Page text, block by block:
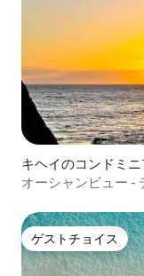
キヘイのコンドミニ
オーシャンビュー -
ゲストチョイス
ゲストチョイス